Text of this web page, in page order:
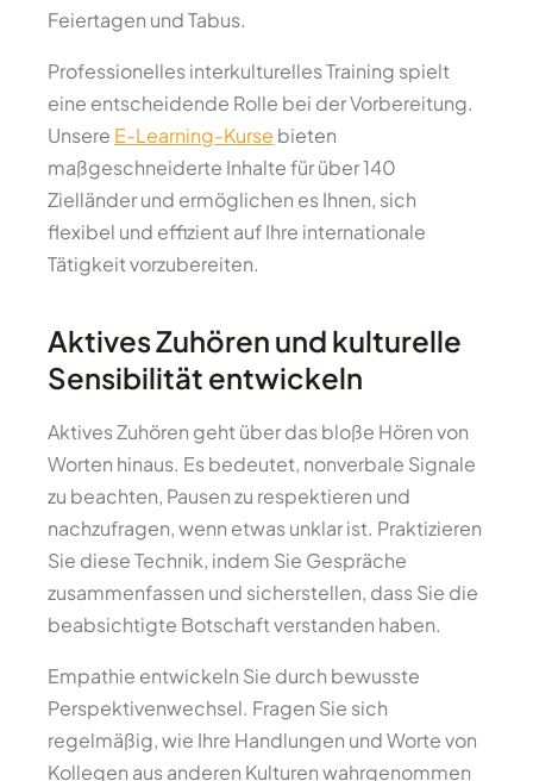
Feiertagen und Tabus.
Professionelles interkulturelles Training spielt
eine entscheidende Rolle bei der Vorbereitung.
Unsere E-Learning-Kurse bieten
maßgeschneiderte Inhalte für über 140
Zielländer und ermöglichen es Ihnen, sich
flexibel und effizient auf Ihre internationale
Tätigkeit vorzubereiten.
Aktives Zuhören und kulturelle
Sensibilität entwickeln
Aktives Zuhören geht über das bloße Hören von
Worten hinaus. Es bedeutet, nonverbale Signale
zu beachten, Pausen zu respektieren und
nachzufragen, wenn etwas unklar ist. Praktizieren
Sie diese Technik, indem Sie Gespräche
zusammenfassen und sicherstellen, dass Sie die
beabsichtigte Botschaft verstanden haben.
Empathie entwickeln Sie durch bewusste
Perspektivenwechsel. Fragen Sie sich
regelmäßig, wie Ihre Handlungen und Worte von
Kollegen aus anderen Kulturen wahrgenommen